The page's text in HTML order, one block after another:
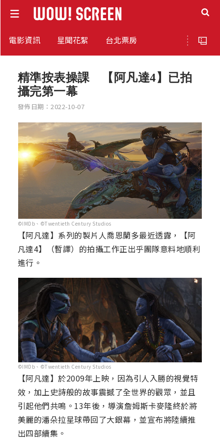
電影資訊 星聞花絮 台北票房
精準按表操課 【阿凡達4】已拍
攝完第一幕
發佈日期：2022-10-07
©IMDb、©Twentieth Century Studios
【阿凡達】系列的製片人喬恩蘭多最近透露，【阿
凡達4】（暫譯）的拍攝工作正出乎團隊意料地順利
進行。
©IMDb、©Twentieth Century Studios
【阿凡達】於2009年上映，因為引人入勝的視覺特
效，加上史詩般的故事震撼了全世界的觀眾，並且
引起他們共鳴。13年後，導演詹姆斯卡麥隆終於將
美麗的潘朵拉星球帶回了大銀幕，並宣布將陸續推
出四部續集。